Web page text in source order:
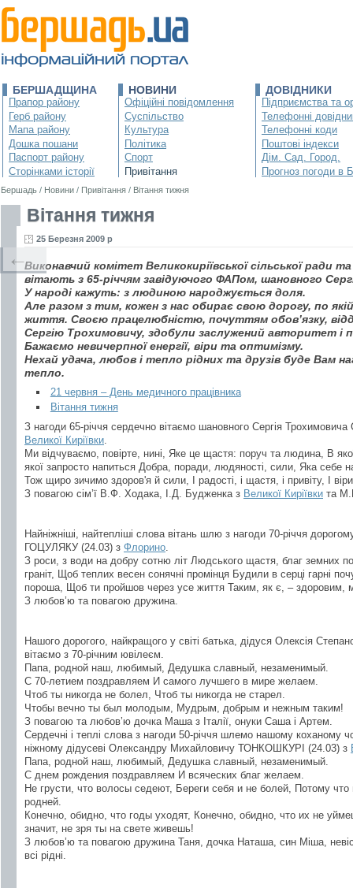
БЕРШАДЩИНА
Прапор району
Герб району
Мапа району
Дошка пошани
Паспорт району
Сторінками історії
НОВИНИ
Офіційні повідомлення
Суспільство
Культура
Політика
Спорт
Привітання
ДОВІДНИКИ
Підприємства та
Телефонні
Телефонні коди
Поштові індекси
Дім. Сад. Город.
Прогноз погоди в
Бершадь / Новини / Привітання / Вітання тижня
Вітання тижня
25 Березня 2009 р
Виконавчий комітет Великокиріївської сільської ради
вітають з 65-річчям завідуючого ФАПом, шановного
У народі кажуть: з людиною народжується доля.
Але разом з тим, кожен з нас обирає свою дорогу, по якій
життя. Своєю працелюбністю, почуттям обов’язку,
Сергію Трохимовичу, здобули заслужений авторитет і
Бажаємо невичерпної енергії, віри та оптимізму.
Нехай удача, любов і тепло рідних та друзів буде Вам
тепло.
21 червня – День медичного працівника
Вітання тижня
З нагоди 65-річчя сердечно вітаємо шановного Сергія
Великої Киріївки
Ми відчуваємо, повірте, нині, Яке це щастя: поруч та людина, В
якої запросто напиться Добра, поради, людяності, сили, Яка себе
Тож щиро зичимо здоров'я й сили, І радості, і щастя, і привіту, І
З повагою сім’ї В.Ф. Ходака, І.Д. Будженка з Великої Киріївки та
Найніжніші, найтепліші слова вітань шлю з нагоди 70-річчя
ГОЦУЛЯКУ (24.03) з Флорино
З роси, з води на добру сотню літ Людського щастя, благ земних
граніт, Щоб теплих весен сонячні промінця Будили в серці гарні
пороша, Щоб ти пройшов через усе життя Таким, як є, – здоровим,
З любов’ю та повагою дружина.
Нашого дорогого, найкращого у світі батька, дідуся Олексія
вітаємо з 70-річним ювілеєм.
Папа, родной наш, любимый, Дедушка славный, незаменимый.
С 70-летием поздравляем И самого лучшего в мире желаем.
Чтоб ты никогда не болел, Чтоб ты никогда не старел.
Чтобы вечно ты был молодым, Мудрым, добрым и нежным таким!
З повагою та любов’ю дочка Маша з Італії, онуки Саша і Артем.
Сердечні і теплі слова з нагоди 50-річчя шлемо нашому коханому
ніжному дідусеві Олександру Михайловичу ТОНКОШКУРІ (24.03) з
Папа, родной наш, любимый, Дедушка славный, незаменимый.
С днем рождения поздравляем И всяческих благ желаем.
Не грусти, что волосы седеют, Береги себя и не болей, Потому
родней.
Конечно, обидно, что годы уходят, Конечно, обидно, что их не
значит, не зря ты на свете живешь!
З любов’ю та повагою дружина Таня, дочка Наташа, син Міша,
всі рідні.
←